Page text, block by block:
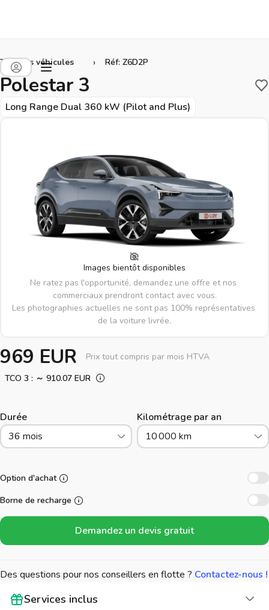
Tous les véhicules › Réf: Z6D2P
Polestar 3
Long Range Dual 360 kW (Pilot and Plus)
Images bientôt disponibles
Ne ratez pas l'opportunité, demandez une offre et nos
commerciaux prendront contact avec vous.
Les photographies actuelles ne sont pas 100% représentatives
de la voiture livrée.
969 EUR
Prix tout compris par mois HTVA
TCO 3 : ～ 910.07 EUR
Durée
36 mois
Kilométrage par an
10 000 km
Option d'achat
Borne de recharge
Demandez un devis gratuit
Des questions pour nos conseillers en flotte ? Contactez-nous !
Services inclus